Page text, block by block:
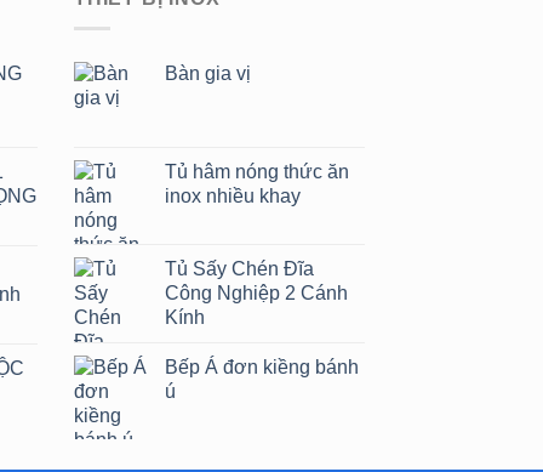
Bàn gia vị
Tủ hâm nóng thức ăn
inox nhiều khay
Tủ Sấy Chén Đĩa
Công Nghiệp 2 Cánh
Kính
Bếp Á đơn kiềng bánh
ú